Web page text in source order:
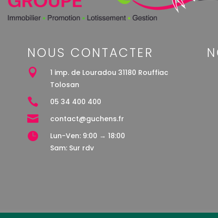
NOUS CONTACTER

1 imp. de Louradou 31180 Rouffiac
Tolosan
 05 34 400 400
 contact@guchens.fr

Lun-Ven: 9:00 → 18:00
Sam: Sur rdv